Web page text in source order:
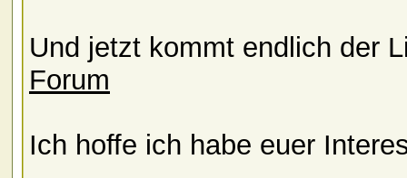
Und jetzt kommt endlich der
Forum
Ich hoffe ich habe euer